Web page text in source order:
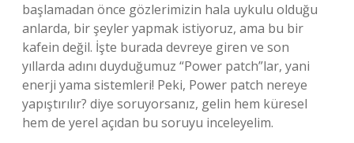
başlamadan önce gözlerimizin hala uykulu olduğu
anlarda, bir şeyler yapmak istiyoruz, ama bu bir
kafein değil. İşte burada devreye giren ve son
yıllarda adını duyduğumuz “Power patch”lar, yani
enerji yama sistemleri! Peki, Power patch nereye
yapıştırılır? diye soruyorsanız, gelin hem küresel
hem de yerel açıdan bu soruyu inceleyelim.